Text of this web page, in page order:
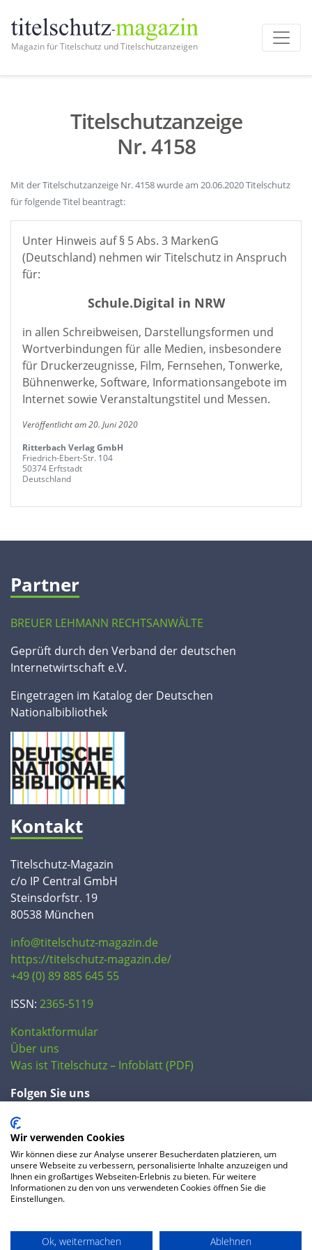
Magazin für Titelschutz und Titelschutzanzeigen
Titelschutzanzeige
Nr. 4158
Mit der Titelschutzanzeige Nr. 4158 wurde am 20.06.2020 Titelschutz
für folgende Titel beantragt:
Unter Hinweis auf § 5 Abs. 3 MarkenG
(Deutschland) nehmen wir Titelschutz in Anspruch
für:
Schule.Digital in NRW
in allen Schreibweisen, Darstellungsformen und
Wortverbindungen für alle Medien, insbesondere
für Druckerzeugnisse, Film, Fernsehen, Tonwerke,
Bühnenwerke, Software, Informationsangebote im
Internet sowie Veranstaltungstitel und Messen.
Veröffentlicht am 20. Juni 2020
Ritterbach Verlag GmbH
Friedrich-Ebert-Str. 104
50374 Erftstadt
Deutschland
Partner
BREUER LEHMANN RECHTSANWÄLTE
Geprüft durch den Verband der deutschen
Internetwirtschaft e.V.
Eingetragen im Katalog der Deutschen
Nationalbibliothek
Kontakt
Titelschutz-Magazin
c/o IP Central GmbH
Steinsdorfstr. 19
80538 München
info@titelschutz-magazin.de
https://titelschutz-magazin.de/
+49 (0) 89 885 645 55
ISSN: 2365-5119
Kontaktformular
Über uns
Was ist Titelschutz – Infoblatt (PDF)
Folgen Sie uns
FAQ
Datenschutzerklärung AGB Preise
Wir verwenden Cookies
Wir können diese zur Analyse unserer Besucherdaten platzieren, um
unsere Webseite zu verbessern, personalisierte Inhalte anzuzeigen und
Ihnen ein großartiges Webseiten-Erlebnis zu bieten. Für weitere
Informationen zu den von uns verwendeten Cookies öffnen Sie die
Einstellungen.
Ok, weitermachen Ablehnen